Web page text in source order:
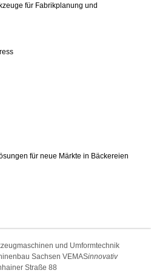
für Fabrikplanung und
für neue Märkte in Bäckereien
und Umformtechnik
Sachsen VEMASinnovativ
Straße 88